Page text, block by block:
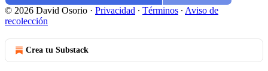
© 2026 David Osorio · Privacidad ∙ Términos ∙ Aviso de
recolección
Crea tu Substack